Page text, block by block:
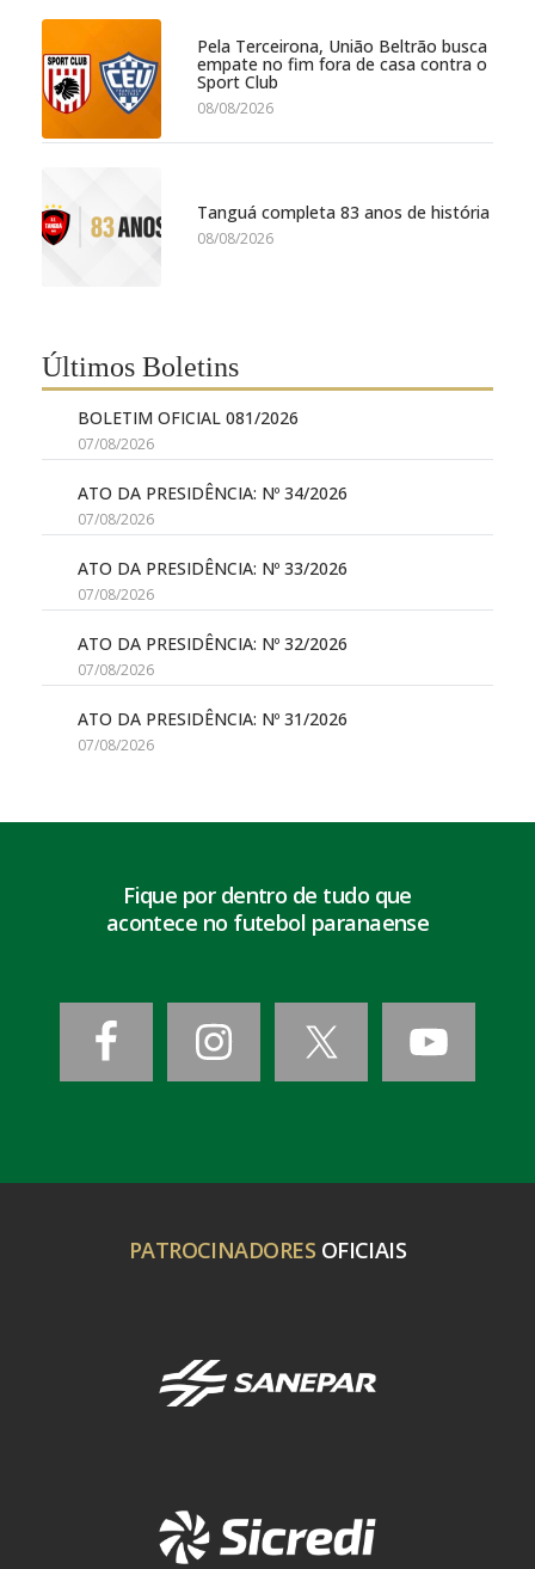
Pela Terceirona, União Beltrão busca
empate no fim fora de casa contra o
Sport Club
08/08/2026
Tanguá completa 83 anos de história
08/08/2026
Últimos Boletins
BOLETIM OFICIAL 081/2026
07/08/2026
ATO DA PRESIDÊNCIA: Nº 34/2026
07/08/2026
ATO DA PRESIDÊNCIA: Nº 33/2026
07/08/2026
ATO DA PRESIDÊNCIA: Nº 32/2026
07/08/2026
ATO DA PRESIDÊNCIA: Nº 31/2026
07/08/2026
Fique por dentro de tudo que
acontece no futebol paranaense
PATROCINADORES OFICIAIS